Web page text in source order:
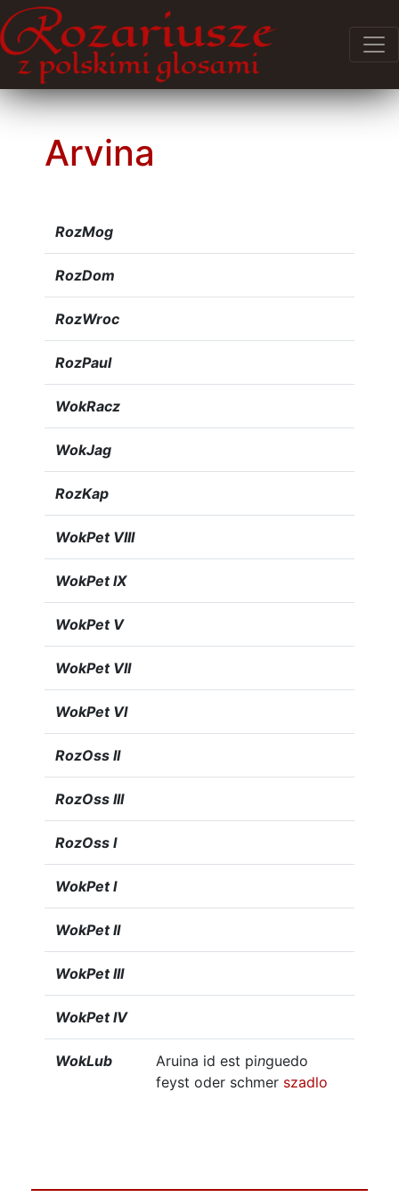
Arvina
RozMog
RozDom
RozWroc
RozPaul
WokRacz
WokJag
RozKap
WokPet VIII
WokPet IX
WokPet V
WokPet VII
WokPet VI
RozOss II
RozOss III
RozOss I
WokPet I
WokPet II
WokPet III
WokPet IV
WokLub Aruina id est pinguedo
feyst oder schmer szadlo